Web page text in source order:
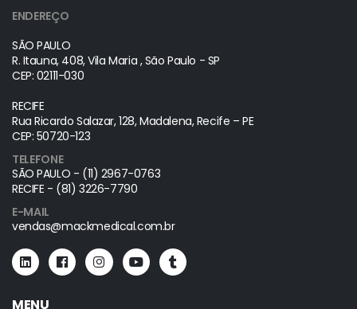
ENDEREÇO
SÃO PAULO
R. Itauna, 408, Vila Maria , São Paulo - SP
CEP: 02111-030
RECIFE
Rua Ricardo Salazar, 128, Madalena, Recife – PE
CEP: 50720-123
TELEFONE
SÃO PAULO - (11) 2967-0763
RECIFE - (81) 3226-7790
E-MAIL
vendas@mackmedical.com.br
MENU